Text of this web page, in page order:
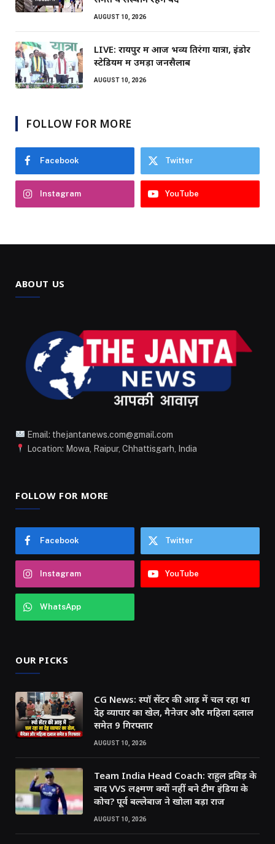
AUGUST 10, 2026
LIVE: रायपुर में आज भव्य तिरंगा यात्रा, इंडोर
स्टेडियम में उमड़ा जनसैलाब
AUGUST 10, 2026
FOLLOW FOR MORE
Facebook Twitter
Instagram YouTube
ABOUT US
Email: thejantanews.com@gmail.com
Location: Mowa, Raipur, Chhattisgarh, India
FOLLOW FOR MORE
Facebook Twitter
Instagram YouTube
WhatsApp
OUR PICKS
CG News: स्पॉ सेंटर की आड़ में चल रहा था
देह व्यापार का खेल, मैनेजर और महिला दलाल
समेत 9 गिरफ्तार
AUGUST 10, 2026
Team India Head Coach: राहुल द्रविड़ के
बाद VVS लक्ष्मण क्यों नहीं बने टीम इंडिया के
कोच? पूर्व बल्लेबाज ने खोला बड़ा राज
AUGUST 10, 2026